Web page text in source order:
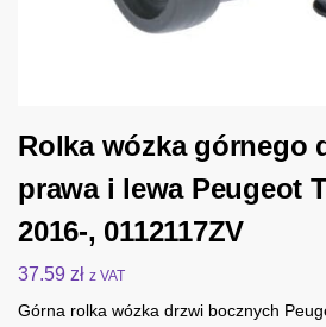
Rolka wózka górnego
prawa i lewa Peugeot
2016-, 0112117ZV
37.59 zł z VAT
Górna rolka wózka drzwi bocznych